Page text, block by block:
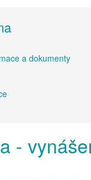
a dokumenty
-